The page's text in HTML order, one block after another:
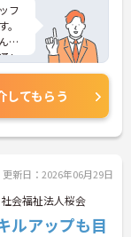
フ
医
し
修
してもらう
更新日：2026年06月29日
社会福祉法人桜会
ルアップも目